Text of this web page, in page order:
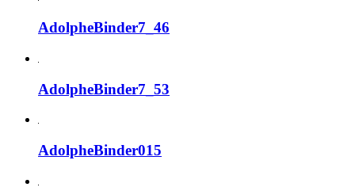
AdolpheBinder7_46
AdolpheBinder7_53
AdolpheBinder015